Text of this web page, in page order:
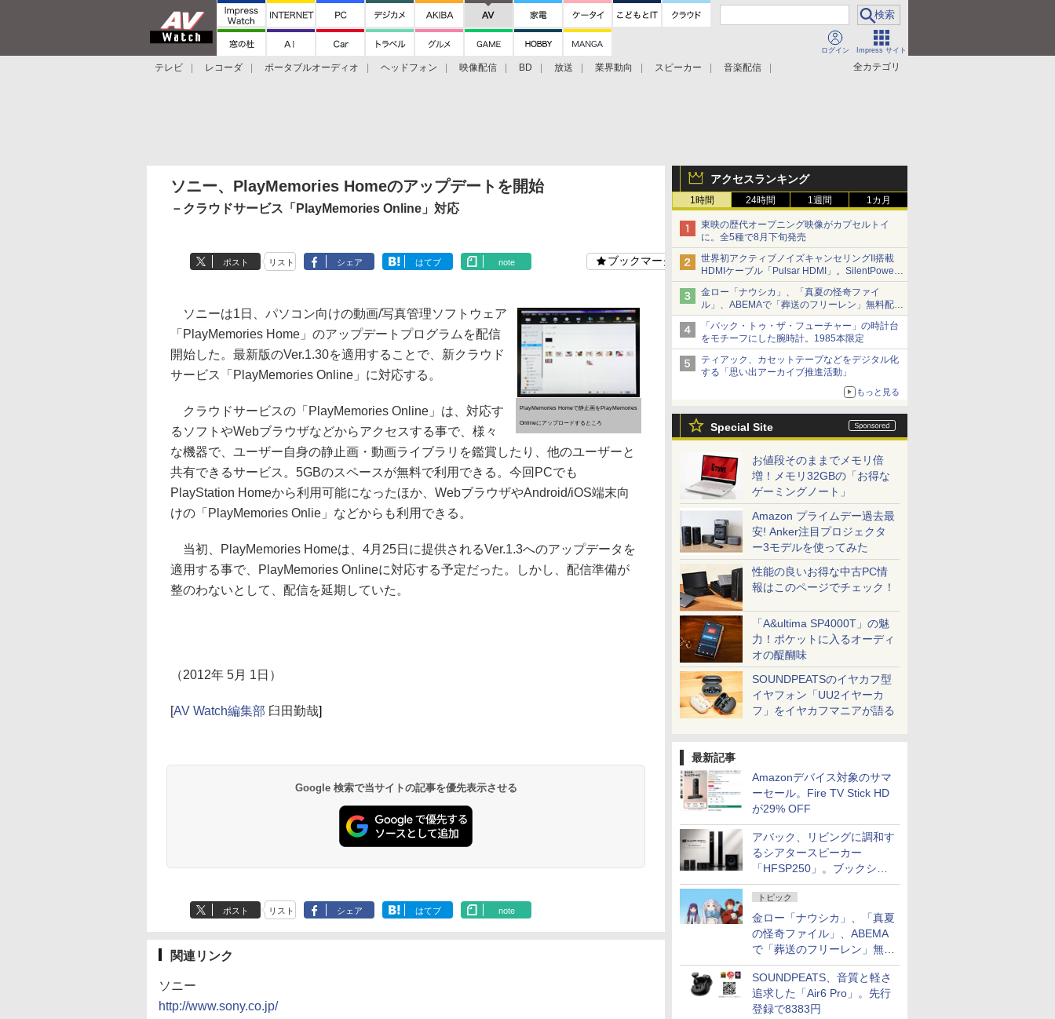
ログイン Impress サイト
全カテゴリ
テレビ レコーダ ポータブルオーディオ ヘッドフォン 映像配信 BD 放送 業界動向 スピーカー
音楽配信
アクセスランキング
1時間 24時間 1週間 1カ月
東映の歴代オープニング映像がカプセルトイ
に。全5種で8月下旬発売
世界初アクティブノイズキャンセリングII搭載
HDMIケーブル「Pulsar HDMI」。SilentPower
から
金ロー「ナウシカ」、「真夏の怪奇ファイ
ル」、ABEMAで「葬送のフリーレン」無料配信
など。夏の特番・配信情報
「バック・トゥ・ザ・フューチャー」の時計台
をモチーフにした腕時計。1985本限定
ティアック、カセットテープなどをデジタル化
する「思い出アーカイブ推進活動」
もっと見る
Special Site
お値段そのままでメモリ倍
増！メモリ32GBの「お得な
ゲーミングノート」
Amazon プライムデー過去最
安! Anker注目プロジェクタ
ー3モデルを使ってみた
性能の良いお得な中古PC情
報はこのページでチェック！
「A&ultima SP4000T」の魅
力！ポケットに入るオーディ
オの醍醐味
SOUNDPEATSのイヤカフ型
イヤフォン「UU2イヤーカ
フ」をイヤカフマニアが語る
最新記事
Amazonデバイス対象のサマ
ーセール。Fire TV Stick HD
が29% OFF
アバック、リビングに調和す
るシアタースピーカー
「HFSP250」。ブックシェ
ルフはペア3万円以下
トピック
金ロー「ナウシカ」、「真夏
の怪奇ファイル」、ABEMA
で「葬送のフリーレン」無料
配信など。夏の特番・配信情
報
SOUNDPEATS、音質と軽さ
追求した「Air6 Pro」。先行
登録で8383円
ソニー、PlayMemories Homeのアップデートを開始
－クラウドサービス「PlayMemories Online」対応
ポスト リスト シェア はてブ note ブックマーク
PlayMemories Homeで静止画をPlayMemories
Onlineにアップロードするところ
ソニーは1日、パソコン向けの動画/写真管理ソフトウェア
「PlayMemories Home」のアップデートプログラムを配信
開始した。最新版のVer.1.30を適用することで、新クラウド
サービス「PlayMemories Online」に対応する。
クラウドサービスの「PlayMemories Online」は、対応す
るソフトやWebブラウザなどからアクセスする事で、様々
な機器で、ユーザー自身の静止画・動画ライブラリを鑑賞したり、他のユーザーと
共有できるサービス。5GBのスペースが無料で利用できる。今回PCでも
PlayStation Homeから利用可能になったほか、WebブラウザやAndroid/iOS端末向
けの「PlayMemories Onlie」などからも利用できる。
当初、PlayMemories Homeは、4月25日に提供されるVer.1.3へのアップデータを
適用する事で、PlayMemories Onlineに対応する予定だった。しかし、配信準備が
整のわないとして、配信を延期していた。
（2012年 5月 1日）
[AV Watch編集部 臼田勤哉]
Google 検索で当サイトの記事を優先表示させる
ポスト リスト シェア はてブ note
関連リンク
ソニー
http://www.sony.co.jp/